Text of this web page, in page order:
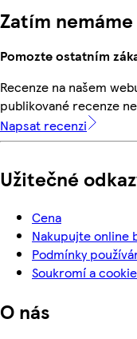
Zatím
Pomozte ostatním
Recenze na našem
publikované recenze
Napsat recenzi
Užitečné
Cena
Nakupujte online
Podmínky
Soukromí a
O nás